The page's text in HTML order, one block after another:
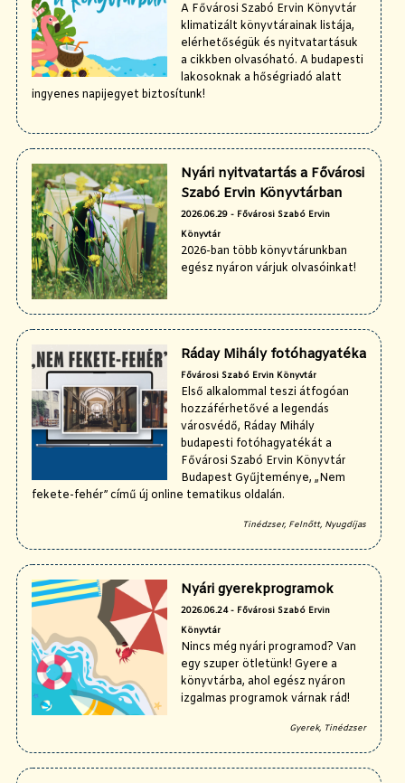
A Fővárosi Szabó Ervin Könyvtár
klimatizált könyvtárainak listája,
elérhetőségük és nyitvatartásuk
a cikkben olvasóható. A budapesti
lakosoknak a hőségriadó alatt
ingyenes napijegyet biztosítunk!
Nyári nyitvatartás a Fővárosi
Szabó Ervin Könyvtárban
2026.06.29 - Fővárosi Szabó Ervin
Könyvtár
2026-ban több könyvtárunkban
egész nyáron várjuk olvasóinkat!
Ráday Mihály fotóhagyatéka
Fővárosi Szabó Ervin Könyvtár
Első alkalommal teszi átfogóan
hozzáférhetővé a legendás
városvédő, Ráday Mihály
budapesti fotóhagyatékát a
Fővárosi Szabó Ervin Könyvtár
Budapest Gyűjteménye, „Nem
fekete-fehér” című új online tematikus oldalán.
Tinédzser, Felnőtt, Nyugdíjas
Nyári gyerekprogramok
2026.06.24 - Fővárosi Szabó Ervin
Könyvtár
Nincs még nyári programod? Van
egy szuper ötletünk! Gyere a
könyvtárba, ahol egész nyáron
izgalmas programok várnak rád!
Gyerek, Tinédzser